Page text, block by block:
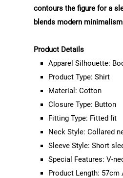
contours the figure for a
blends modern
Product Details
Apparel Silhouette:
Product Type: Shirt
Material: Cotton
Closure Type: Button
Fitting Type: Fitted fit
Neck Style: Collared
Sleeve Style: Short
Special Features: V-
Product Length: